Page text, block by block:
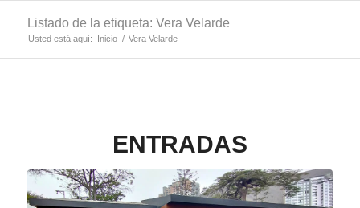
Listado de la etiqueta: Vera Velarde
Usted está aquí: Inicio / Vera Velarde
ENTRADAS